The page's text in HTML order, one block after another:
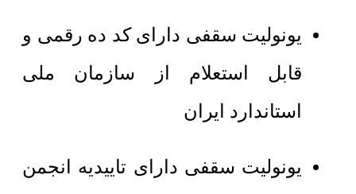
یونولیت سقفی دارای کد ده رقمی و
قابل استعلام از سازمان ملی
استاندارد ایران
یونولیت سقفی دارای تاییدیه انجمن